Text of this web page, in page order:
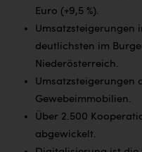
Euro (+9,5 %).
Umsatzsteigerungen
deutlichsten im
Niederösterreich.
Umsatzsteigerungen
Gewebeimmobilien.
Über 2.500
abgewickelt.